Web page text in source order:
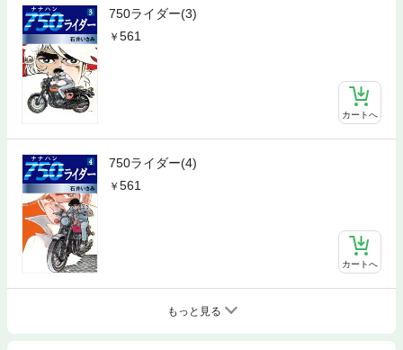
750ライダー(3)
561
カートへ
750ライダー(4)
561
カートへ
もっと見る